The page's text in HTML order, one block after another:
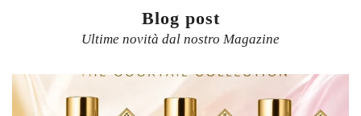
Blog post
Ultime novità dal nostro Magazine